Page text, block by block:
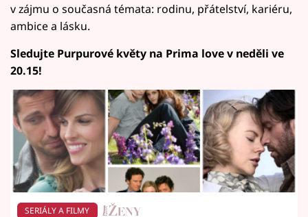
v zájmu o současná témata: rodinu, přátelství, kariéru,
ambice a lásku.
Sledujte Purpurové květy na Prima love v neděli ve
20.15!
SERIÁLY A FILMY